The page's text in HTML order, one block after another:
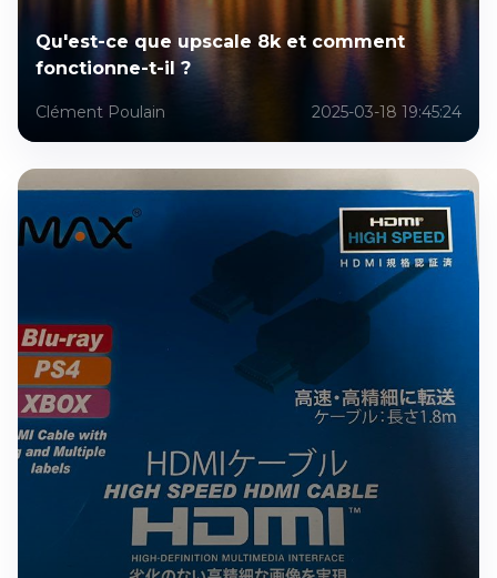
Qu'est-ce que upscale 8k et comment
fonctionne-t-il ?
Clément Poulain 2025-03-18 19:45:24